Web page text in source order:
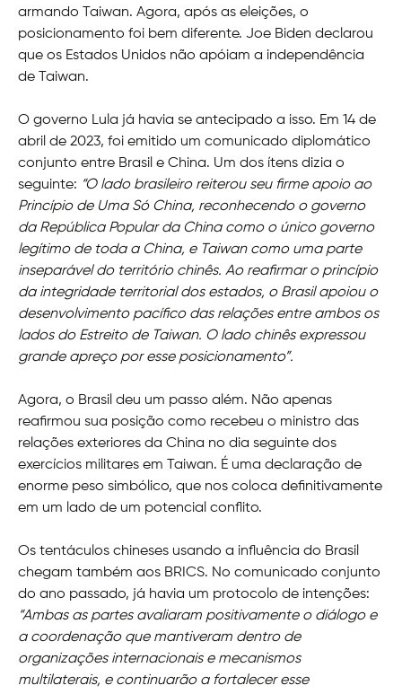
armando Taiwan. Agora, após as eleições, o
posicionamento foi bem diferente. Joe Biden declarou
que os Estados Unidos não apóiam a independência
de Taiwan.
O governo Lula já havia se antecipado a isso. Em 14 de
abril de 2023, foi emitido um comunicado diplomático
conjunto entre Brasil e China. Um dos ítens dizia o
seguinte: “O lado brasileiro reiterou seu firme apoio ao
Princípio de Uma Só China, reconhecendo o governo
da República Popular da China como o único governo
legítimo de toda a China, e Taiwan como uma parte
inseparável do território chinês. Ao reafirmar o princípio
da integridade territorial dos estados, o Brasil apoiou o
desenvolvimento pacífico das relações entre ambos os
lados do Estreito de Taiwan. O lado chinês expressou
grande apreço por esse posicionamento”.
Agora, o Brasil deu um passo além. Não apenas
reafirmou sua posição como recebeu o ministro das
relações exteriores da China no dia seguinte dos
exercícios militares em Taiwan. É uma declaração de
enorme peso simbólico, que nos coloca definitivamente
em um lado de um potencial conflito.
Os tentáculos chineses usando a influência do Brasil
chegam também aos BRICS. No comunicado conjunto
do ano passado, já havia um protocolo de intenções:
“Ambas as partes avaliaram positivamente o diálogo e
a coordenação que mantiveram dentro de
organizações internacionais e mecanismos
multilaterais, e continuarão a fortalecer esse